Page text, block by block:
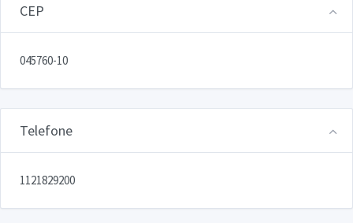
CEP
045760-10
Telefone
1121829200